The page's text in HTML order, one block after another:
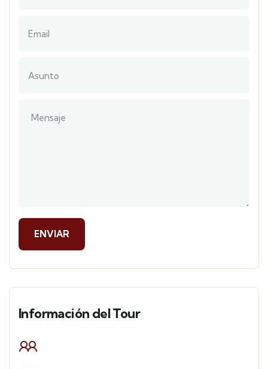
Información del Tour